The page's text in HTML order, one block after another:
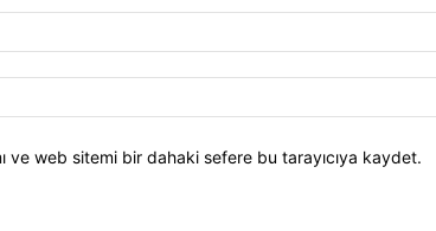
ve web sitemi bir dahaki sefere bu tarayıcıya kaydet.